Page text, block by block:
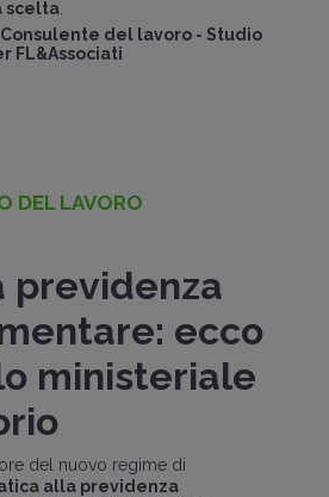
scelta.
Consulente del lavoro - Studio
FL&Associati
DEL LAVORO
previdenza
ecco
ministeriale
del nuovo regime di
alla previdenza